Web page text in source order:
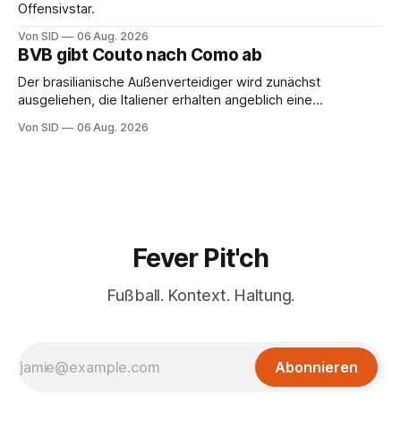
Offensivstar.
Von SID 06 Aug. 2026
BVB gibt Couto nach Como ab
Der brasilianische Außenverteidiger wird zunächst
ausgeliehen, die Italiener erhalten angeblich eine
Von SID 06 Aug. 2026
Fever Pit'ch
Fußball. Kontext. Haltung.
Abonnieren